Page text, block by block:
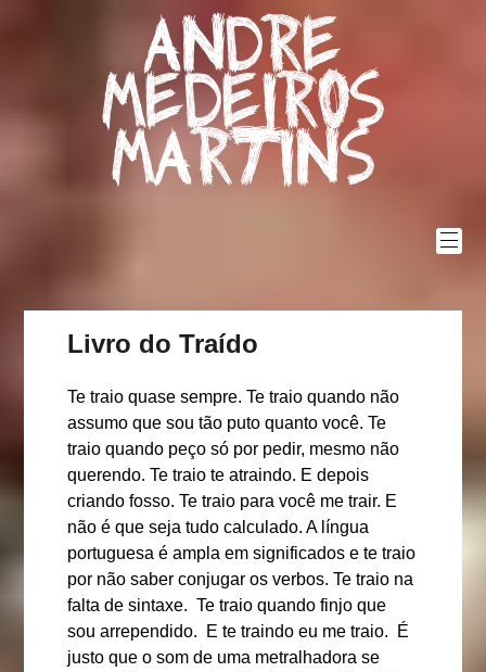
Andre
Medeiros
Martins
Livro do Traído
Te traio quase sempre. Te traio quando não
assumo que sou tão puto quanto você. Te
traio quando peço só por pedir, mesmo não
querendo. Te traio te atraindo. E depois
criando fosso. Te traio para você me trair. E
não é que seja tudo calculado. A língua
portuguesa é ampla em significados e te traio
por não saber conjugar os verbos. Te traio na
falta de sintaxe. Te traio quando finjo que
sou arrependido. E te traindo eu me traio. É
justo que o som de uma metralhadora se